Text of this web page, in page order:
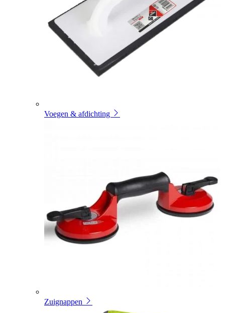
Voegen & afdichting
Zuignappen